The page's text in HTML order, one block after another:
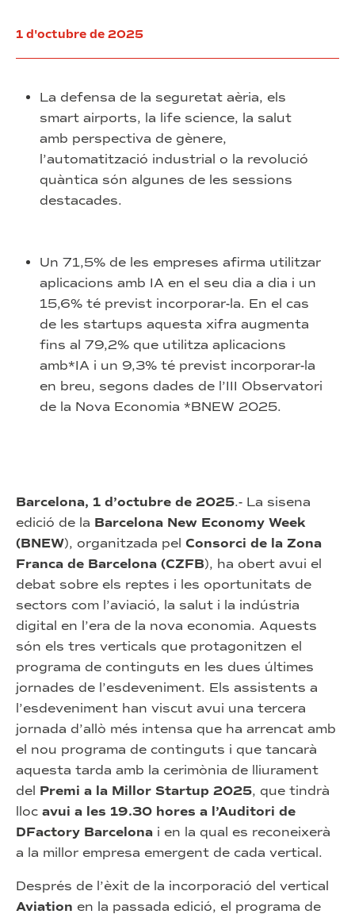
1 d'octubre de 2025
La defensa de la seguretat aèria, els
smart airports, la life science, la salut
amb perspectiva de gènere,
l’automatització industrial o la revolució
quàntica són algunes de les sessions
destacades.
Un 71,5% de les empreses afirma utilitzar
aplicacions amb IA en el seu dia a dia i un
15,6% té previst incorporar-la. En el cas
de les startups aquesta xifra augmenta
fins al 79,2% que utilitza aplicacions
amb*IA i un 9,3% té previst incorporar-la
en breu, segons dades de l’III Observatori
de la Nova Economia *BNEW 2025.
Barcelona, 1 d’octubre de 2025.- La sisena
edició de la Barcelona New Economy Week
(BNEW), organitzada pel Consorci de la Zona
Franca de Barcelona (CZFB), ha obert avui el
debat sobre els reptes i les oportunitats de
sectors com l’aviació, la salut i la indústria
digital en l’era de la nova economia. Aquests
són els tres verticals que protagonitzen el
programa de continguts en les dues últimes
jornades de l’esdeveniment. Els assistents a
l’esdeveniment han viscut avui una tercera
jornada d’allò més intensa que ha arrencat amb
el nou programa de continguts i que tancarà
aquesta tarda amb la cerimònia de lliurament
del Premi a la Millor Startup 2025, que tindrà
lloc avui a les 19.30 hores a l’Auditori de
DFactory Barcelona i en la qual es reconeixerà
a la millor empresa emergent de cada vertical.
Després de l’èxit de la incorporació del vertical
Aviation en la passada edició, el programa de